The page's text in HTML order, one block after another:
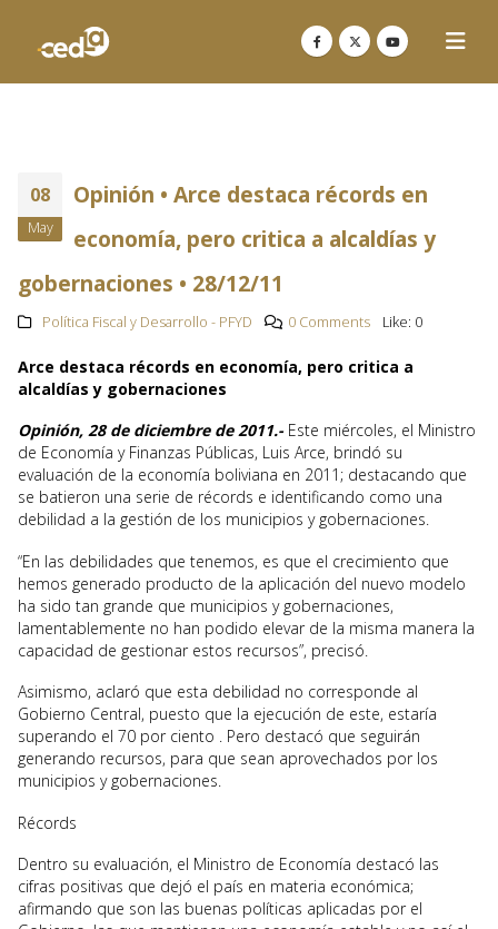
08
May
Opinión • Arce destaca récords en
economía, pero critica a alcaldías y
gobernaciones • 28/12/11
Política Fiscal y Desarrollo - PFYD 0 Comments Like: 0
Arce destaca récords en economía, pero critica a
alcaldías y gobernaciones
Opinión, 28 de diciembre de 2011.-Este miércoles, el Ministro
de Economía y Finanzas Públicas, Luis Arce, brindó su
evaluación de la economía boliviana en 2011; destacando que
se batieron una serie de récords e identificando como una
debilidad a la gestión de los municipios y gobernaciones.
“En las debilidades que tenemos, es que el crecimiento que
hemos generado producto de la aplicación del nuevo modelo
ha sido tan grande que municipios y gobernaciones,
lamentablemente no han podido elevar de la misma manera la
capacidad de gestionar estos recursos”, precisó.
Asimismo, aclaró que esta debilidad no corresponde al
Gobierno Central, puesto que la ejecución de este, estaría
superando el 70 por ciento . Pero destacó que seguirán
generando recursos, para que sean aprovechados por los
municipios y gobernaciones.
Récords
Dentro su evaluación, el Ministro de Economía destacó las
cifras positivas que dejó el país en materia económica;
afirmando que son las buenas políticas aplicadas por el